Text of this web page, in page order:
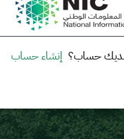
حساب؟ إنشاء حساب